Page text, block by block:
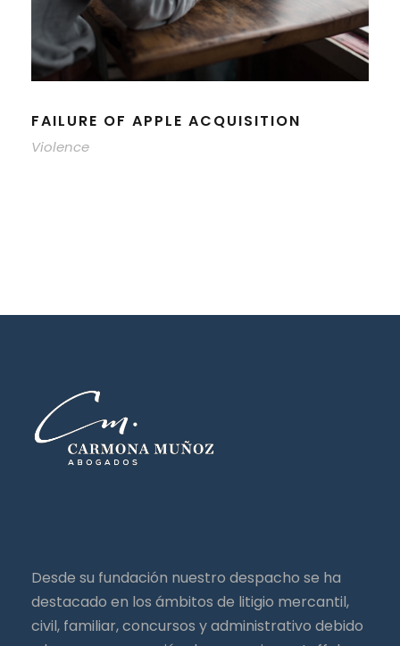
FAILURE OF APPLE ACQUISITION
Violence
Desde su fundación nuestro despacho se ha
destacado en los ámbitos de litigio mercantil,
civil, familiar, concursos y administrativo debido